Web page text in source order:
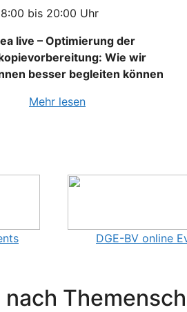
bis 20:00 Uhr
live – Optimierung der
Wie wir
besser begleiten können
Mehr lesen
DGE-BV online